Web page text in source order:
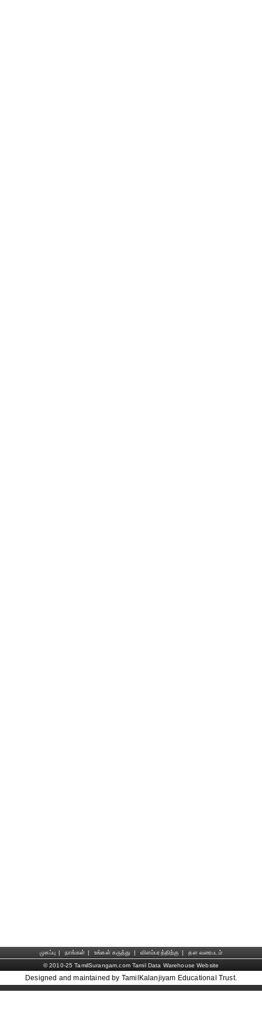
முகப்பு | நாங்கள் | உங்கள் கருத்து | விளம்பரத்திற்கு |
தள வரைபடம்
© 2010-25 TamilSurangam.com Tamil Data Warehouse Website
Designed and maintained by TamilKalanjiyam Educational Trust.